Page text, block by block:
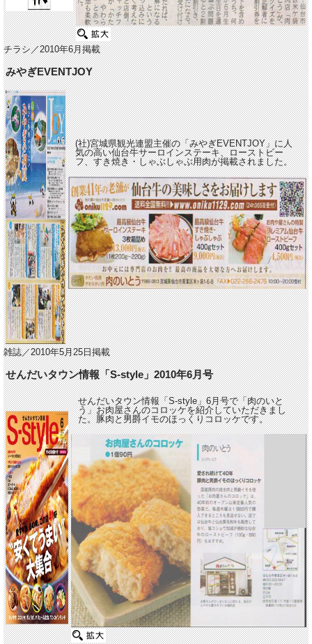
チラシ／2010年6月掲載
みやぎEVENTJOY
(社)宮城県観光連盟主催の「みやぎEVENTJOY」に人
気の高い仙台牛サーロインステーキ、ローストビー
フ、すき焼き・しゃぶしゃぶ用肉が掲載されました。
雑誌／2010年5月25日掲載
せんだいタウン情報「S-style」2010年6月号
せんだいタウン情報「S-style」6月号で「肉のいと
う」お肉屋さんのコロッケを紹介していただきまし
た。豚肉と男爵イモのほっくりコロッケです。